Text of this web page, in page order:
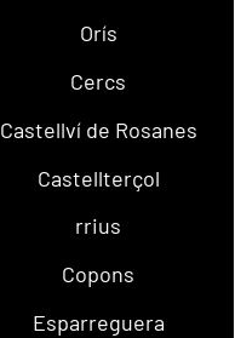
Orís
Cercs
Castellví de Rosanes
Castellterçol
rrius
Copons
Esparreguera